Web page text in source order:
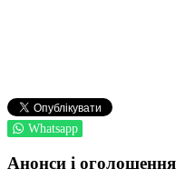
Whatsapp
Анонси і оголошення